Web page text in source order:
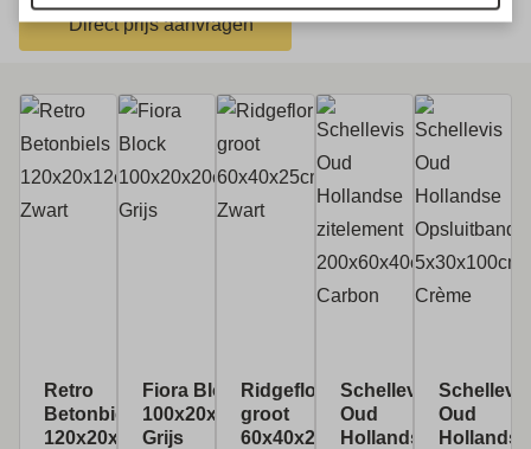
Direct prijs aanvragen
Gerelateerde producten
Retro
Betonbiels
120x20x12cm
Fiora Block
100x20x20cm
Grijs
Ridgeflor
groot
60x40x25cm
Schellevis
Oud
Hollandse
Schellevis
Oud
Hollandse